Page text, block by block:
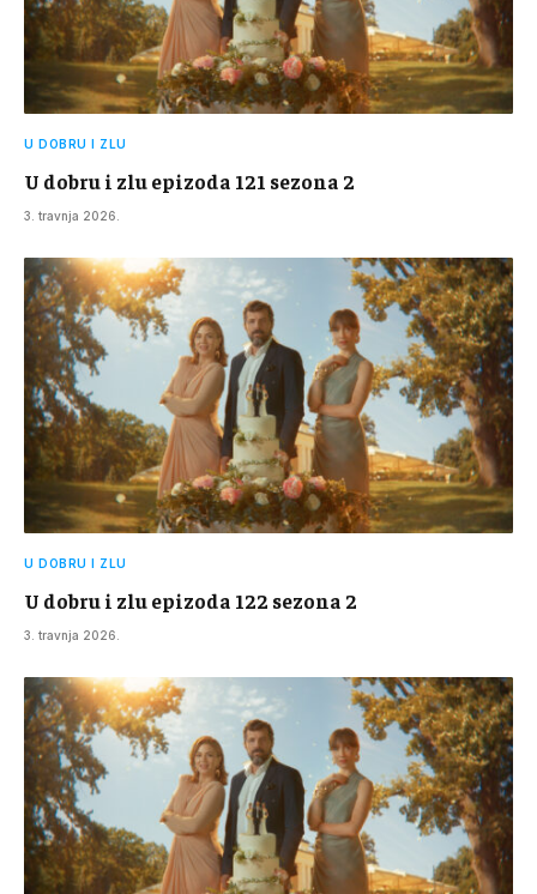
U DOBRU I ZLU
U dobru i zlu epizoda 121 sezona 2
3. travnja 2026.
U DOBRU I ZLU
U dobru i zlu epizoda 122 sezona 2
3. travnja 2026.